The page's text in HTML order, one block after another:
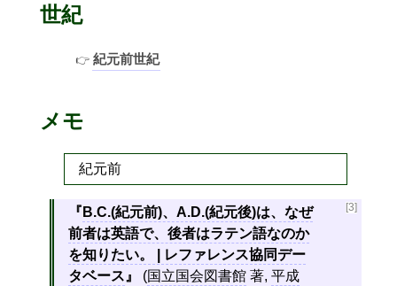
世紀
紀元前世紀
メモ
紀元前
[3]
B.C.(紀元前)、A.D.(紀元後)は、なぜ
前者は英語で、後者はラテン語なのか
を知りたい。 | レファレンス協同デー
タベース
(国立国会図書館著, 平成